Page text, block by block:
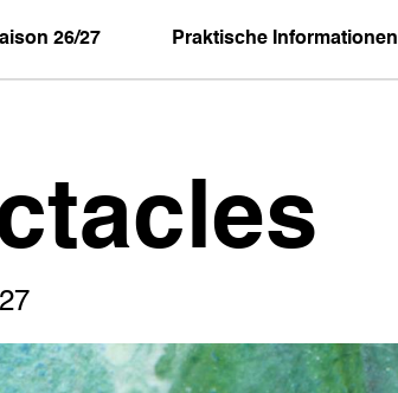
26/27 Praktische Informationen